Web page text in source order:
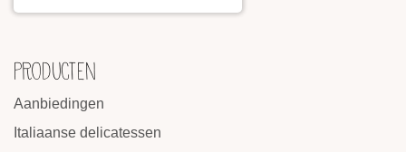
PRODUCTEN
Aanbiedingen
Italiaanse delicatessen